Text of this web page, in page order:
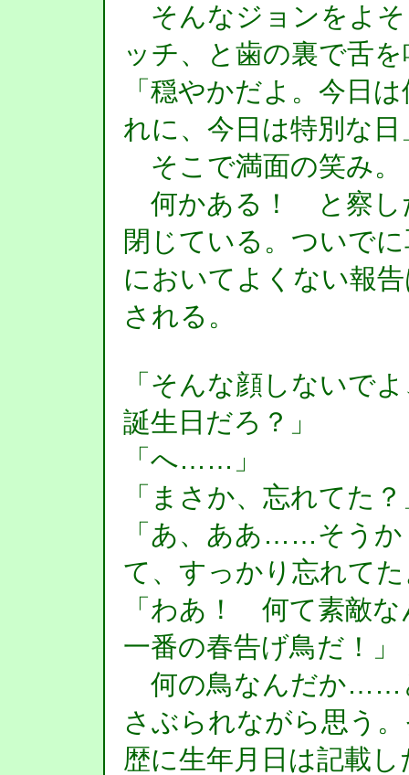
そんなジョンをよ
ッチ、と歯の裏で舌
「穏やかだよ。今日
れに、今日は特別な日
そこで満面の笑み。
何かある！ と察し
閉じている。ついで
においてよくない報
される。
「そんな顔しないで
誕生日だろ？」
「へ……」
「まさか、忘れてた
「あ、ああ……そう
て、すっかり忘れて
「わあ！ 何て素敵
一番の春告げ鳥だ！」
何の鳥なんだか……
さぶられながら思う
歴に生年月日は記載